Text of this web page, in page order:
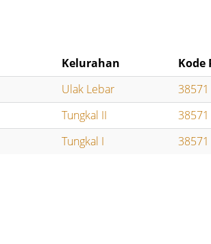
Kelurahan
Kode
Ulak Lebar
38571
Tungkal II
38571
Tungkal I 38571